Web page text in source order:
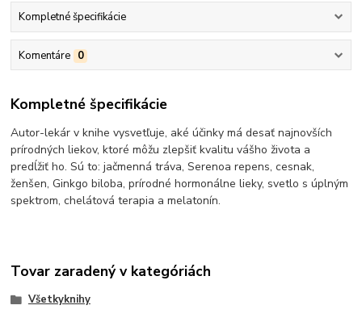
Kompletné špecifikácie
Komentáre 0
Kompletné špecifikácie
Autor-lekár v knihe vysvetľuje, aké účinky má desať najnovších
prírodných liekov, ktoré môžu zlepšiť kvalitu vášho života a
predĺžiť ho. Sú to: jačmenná tráva, Serenoa repens, cesnak,
ženšen, Ginkgo biloba, prírodné hormonálne lieky, svetlo s úplným
spektrom, chelátová terapia a melatonín.
Tovar zaradený v kategóriách
Všetkyknihy